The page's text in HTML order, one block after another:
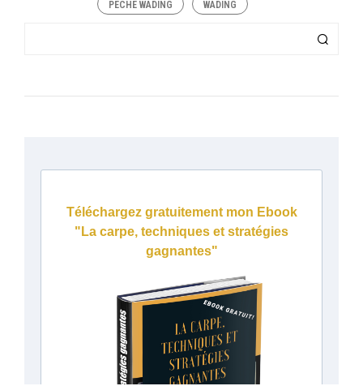
PÊCHE WADING WADING